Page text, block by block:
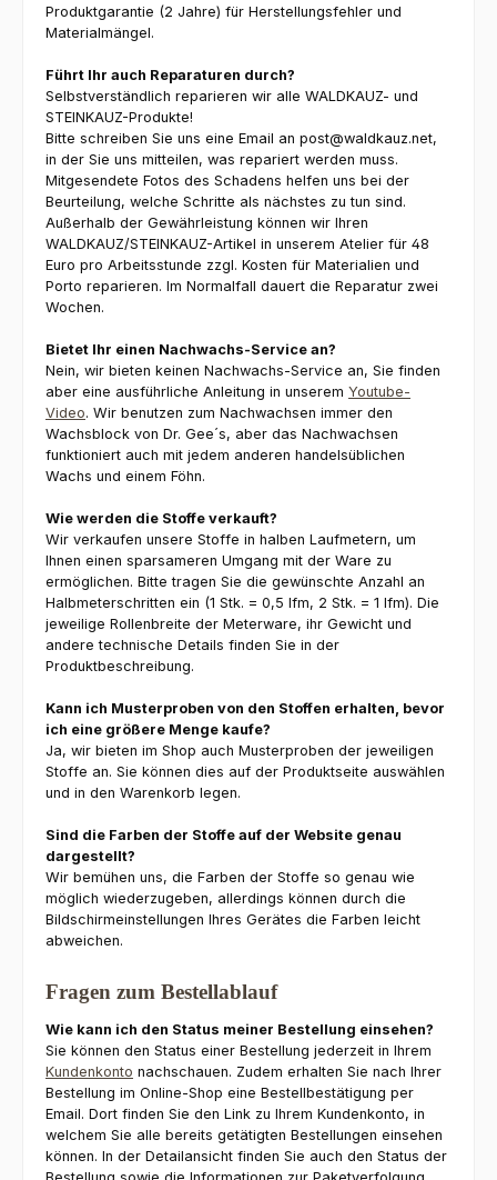
Produktgarantie (2 Jahre) für Herstellungsfehler und
Materialmängel.
Führt Ihr auch Reparaturen durch?
Selbstverständlich reparieren wir alle WALDKAUZ- und
STEINKAUZ-Produkte!
Bitte schreiben Sie uns eine Email an post@waldkauz.net,
in der Sie uns mitteilen, was repariert werden muss.
Mitgesendete Fotos des Schadens helfen uns bei der
Beurteilung, welche Schritte als nächstes zu tun sind.
Außerhalb der Gewährleistung können wir Ihren
WALDKAUZ/STEINKAUZ-Artikel in unserem Atelier für 48
Euro pro Arbeitsstunde zzgl. Kosten für Materialien und
Porto reparieren. Im Normalfall dauert die Reparatur zwei
Wochen.
Bietet Ihr einen Nachwachs-Service an?
Nein, wir bieten keinen Nachwachs-Service an, Sie finden
aber eine ausführliche Anleitung in unserem Youtube-
Video. Wir benutzen zum Nachwachsen immer den
Wachsblock von Dr. Gee´s, aber das Nachwachsen
funktioniert auch mit jedem anderen handelsüblichen
Wachs und einem Föhn.
Wie werden die Stoffe verkauft?
Wir verkaufen unsere Stoffe in halben Laufmetern, um
Ihnen einen sparsameren Umgang mit der Ware zu
ermöglichen. Bitte tragen Sie die gewünschte Anzahl an
Halbmeterschritten ein (1 Stk. = 0,5 lfm, 2 Stk. = 1 lfm). Die
jeweilige Rollenbreite der Meterware, ihr Gewicht und
andere technische Details finden Sie in der
Produktbeschreibung.
Kann ich Musterproben von den Stoffen erhalten, bevor
ich eine größere Menge kaufe?
Ja, wir bieten im Shop auch Musterproben der jeweiligen
Stoffe an. Sie können dies auf der Produktseite auswählen
und in den Warenkorb legen.
Sind die Farben der Stoffe auf der Website genau
dargestellt?
Wir bemühen uns, die Farben der Stoffe so genau wie
möglich wiederzugeben, allerdings können durch die
Bildschirmeinstellungen Ihres Gerätes die Farben leicht
abweichen.
Fragen zum Bestellablauf
Wie kann ich den Status meiner Bestellung einsehen?
Sie können den Status einer Bestellung jederzeit in Ihrem
Kundenkonto nachschauen. Zudem erhalten Sie nach Ihrer
Bestellung im Online-Shop eine Bestellbestätigung per
Email. Dort finden Sie den Link zu Ihrem Kundenkonto, in
welchem Sie alle bereits getätigten Bestellungen einsehen
können. In der Detailansicht finden Sie auch den Status der